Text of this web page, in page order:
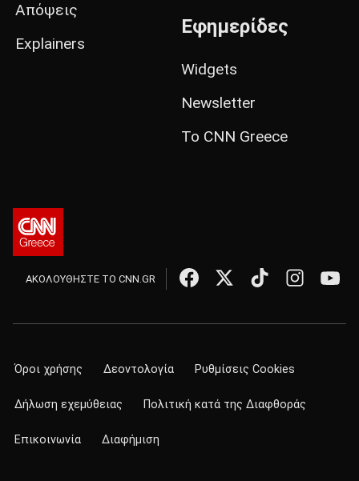
Απόψεις
Explainers
Εφημερίδες
Widgets
Newsletter
Το CNN Greece
ΑΚΟΛΟΥΘΗΣΤΕ ΤΟ CNN.GR
Όροι χρήσης Δεοντολογία Ρυθμίσεις Cookies
Δήλωση εχεμύθειας Πολιτική κατά της Διαφθοράς
Επικοινωνία Διαφήμιση